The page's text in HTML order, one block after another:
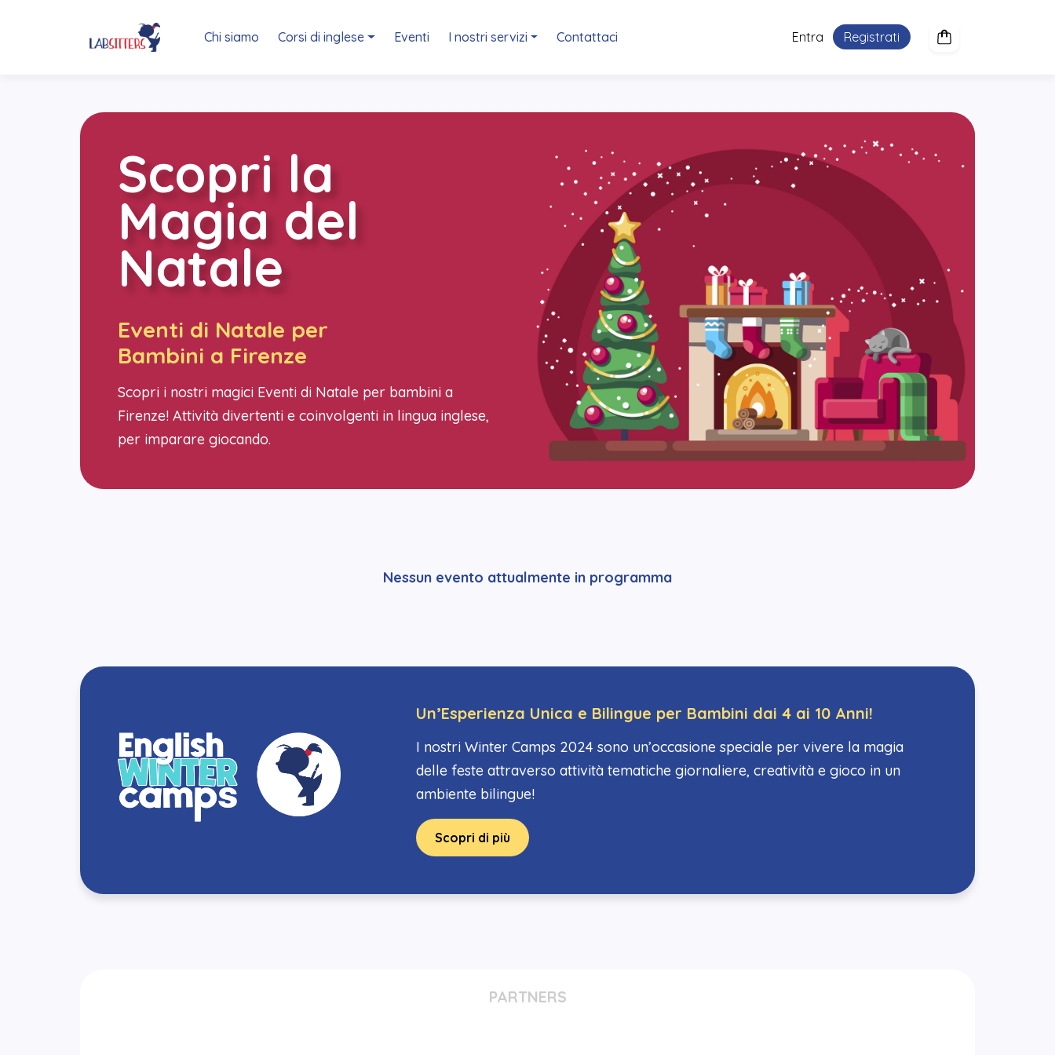
Entra Registrati
Chi siamo Corsi di inglese Eventi I nostri servizi Contattaci
Scopri la
Magia del
Natale
Eventi di Natale per
Bambini a Firenze
Scopri i nostri magici Eventi di Natale per bambini a
Firenze! Attività divertenti e coinvolgenti in lingua inglese,
per imparare giocando.
Nessun evento attualmente in programma
Un’Esperienza Unica e Bilingue per Bambini dai 4 ai 10 Anni!
I nostri Winter Camps 2024 sono un’occasione speciale per vivere la magia
delle feste attraverso attività tematiche giornaliere, creatività e gioco in un
ambiente bilingue!
Scopri di più
PARTNERS